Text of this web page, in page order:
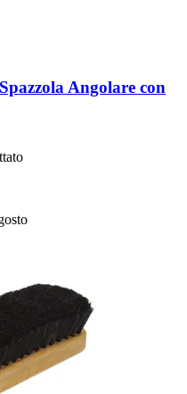
Spazzola Angolare con